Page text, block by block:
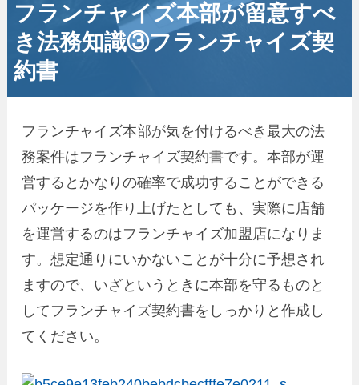
フランチャイズ本部が留意すべ
き法務知識③フランチャイズ契
約書
フランチャイズ本部が気を付けるべき最大の法
務案件はフランチャイズ契約書です。本部が運
営するとかなりの確率で成功することができる
パッケージを作り上げたとしても、実際に店舗
を運営するのはフランチャイズ加盟店になりま
す。想定通りにいかないことが十分に予想され
ますので、いざというときに本部を守るものと
してフランチャイズ契約書をしっかりと作成し
てください。